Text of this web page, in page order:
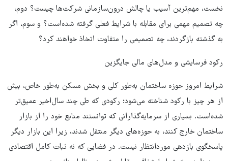
نخست، مهم‌ترین آسیب یا چالش درون‌سازمانی شرکت‌ها چیست؟ دوم،
چه تصمیم مهمی برای مقابله با شرایط فعلی گرفته‌ شده‌است؟ و سوم، اگر
به گذشته بازگردند، چه تصمیمی را متفاوت اتخاذ خواهند کرد؟
رکود فرسایشی و مدل‌های مالی جایگزین
شرایط امروز حوزه ساختمان به‌طور کلی و بخش مسکن به‌طور خاص، بیش
از هر چیز با رکود شناخته می‌شود؛ رکودی که طی چند سال‌اخیر عمیق‌تر
شده‌است. بسیاری از سرمایه‌گذارانی که توانستند منابع خود را از بازار
ساختمان خارج کنند، به حوزه‌های دیگر منتقل شدند، زیرا این بازار دیگر
پاسخگوی بازدهی موردانتظار نیست. در فضایی که نه ثبات کامل اقتصادی